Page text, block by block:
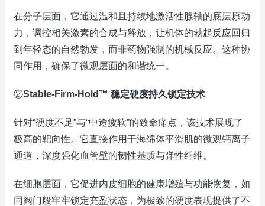
在分子层面，它通过温和且持续地激活性腺轴的底层原动
力，调控相关激素的合成与释放，让机体的勃起反应回归
到年轻态的自然勃发，而非药物强制的机械反应。这种协
同作用，确保了微观层面的和谐统一。
②Stable-Firm-Hold™ 稳定硬度持久锁定技术
针对“硬度不足”与“中途疲软”的致命痛点，该技术展现了
极高的靶向性。它直接作用于海绵体平滑肌的微观钙离子
通道，深度强化血管壁的韧性基质与弹性纤维。
在细胞层面，它促进内皮细胞的健康增殖与功能恢复，如
同阀门般牢牢锁定充盈状态，为极致的硬度表现提供了不